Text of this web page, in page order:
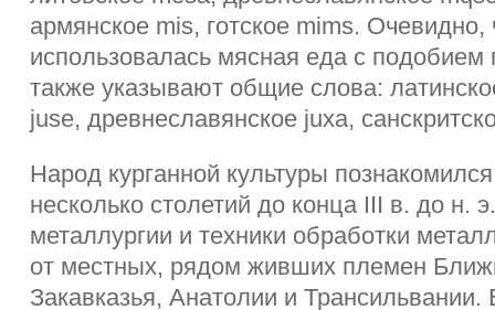
армянское mis, готское mims. Очевидно,
использовалась мясная еда с подобием
также указывают общие слова:
juse, древнеславянское juxa,
Народ курганной культуры
несколько столетий до конца III в. до н.
металлургии и техники обработки
от местных, рядом живших племен
Закавказья, Анатолии и Трансильвании.